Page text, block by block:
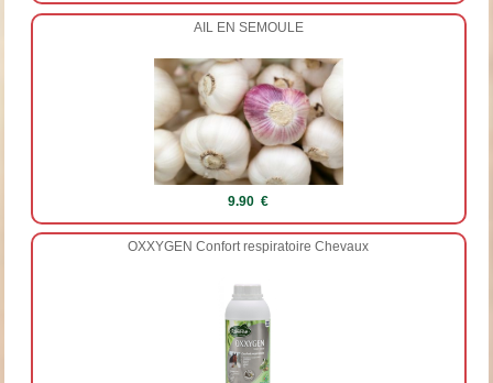
AIL EN SEMOULE
9.90 €
OXXYGEN Confort respiratoire Chevaux